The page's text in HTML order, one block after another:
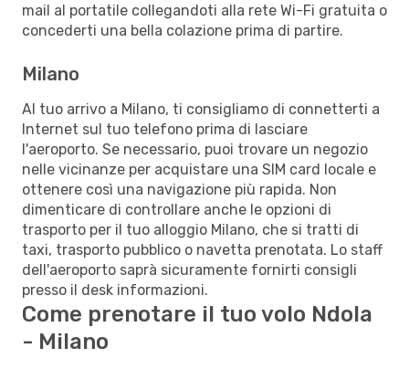
mail al portatile collegandoti alla rete Wi-Fi gratuita o
concederti una bella colazione prima di partire.
Milano
Al tuo arrivo a Milano, ti consigliamo di connetterti a
Internet sul tuo telefono prima di lasciare
l'aeroporto. Se necessario, puoi trovare un negozio
nelle vicinanze per acquistare una SIM card locale e
ottenere così una navigazione più rapida. Non
dimenticare di controllare anche le opzioni di
trasporto per il tuo alloggio Milano, che si tratti di
taxi, trasporto pubblico o navetta prenotata. Lo staff
dell'aeroporto saprà sicuramente fornirti consigli
presso il desk informazioni.
Come prenotare il tuo volo Ndola
- Milano